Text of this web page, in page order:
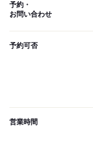
予約・
お問い合わせ
予約可否
営業時間